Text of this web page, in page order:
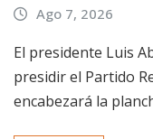
Ago 7, 2026
El presidente Luis
presidir el Partido
encabezará la